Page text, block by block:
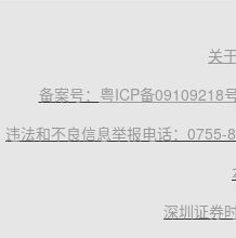
关
备案号： 粤ICP备09109218
违法和不良信息举报电话：0755-
深圳证券